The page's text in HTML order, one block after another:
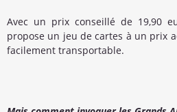
Avec un prix conseillé de 19,90
propose un jeu de cartes à un prix
facilement transportable.